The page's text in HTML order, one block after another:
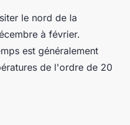
le nord de la
à février.
est généralement
de l'ordre de 20